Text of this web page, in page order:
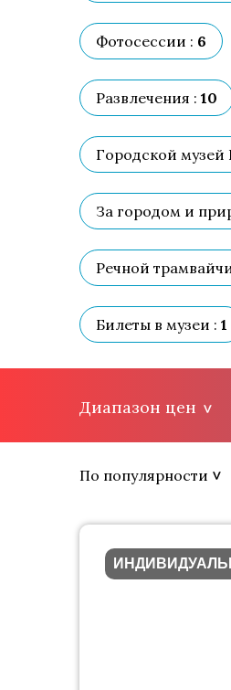
Фотосессии : 6
Развлечения : 10
Городской музей
За городом и
Речной
Билеты в музеи : 1
Диапазон цен
По популярности